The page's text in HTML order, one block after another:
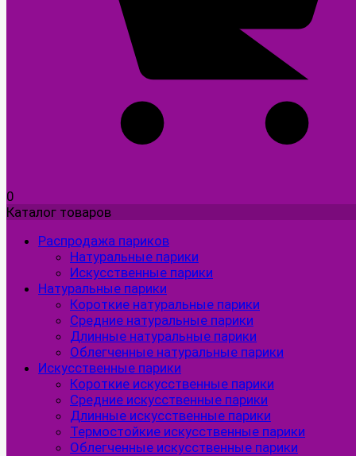
0
Каталог товаров
Распродажа париков
Натуральные парики
Искусственные парики
Натуральные парики
Короткие натуральные парики
Средние натуральные парики
Длинные натуральные парики
Облегченные натуральные парики
Искусственные парики
Короткие искусственные парики
Средние искусственные парики
Длинные искусственные парики
Термостойкие искусственные парики
Облегченные искусственные парики